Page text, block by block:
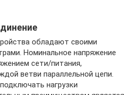
обладают своими
Номинальное напряжение
сети/питания,
ветви параллельной цепи.
нагрузки